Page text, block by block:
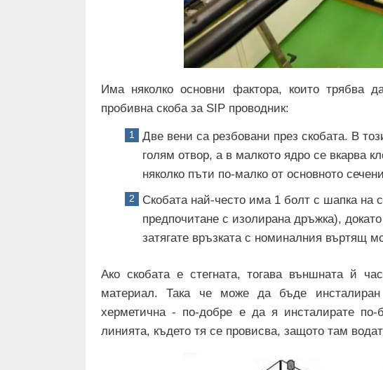
Има няколко основни фактора, които трябва
пробивна скоба за SIP проводник:
Две вени са резбовани през скобата. В
голям отвор, а в малкото ядро ​​се вкарва
няколко пъти по-малко от основното
Скобата най-често има 1 болт с шапка на
предпочитане с изолирана дръжка),
затягате връзката с номиналния въртящ
Ако скобата е стегната, тогава външната й
материал. Така че може да бъде
херметична - по-добре е да я инсталирате
линията, където тя се провисва, защото там